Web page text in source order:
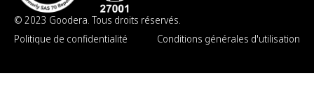
© 2023 Goodera. Tous droits réservés.
Politique de confidentialité
Conditions générales d'utilisation